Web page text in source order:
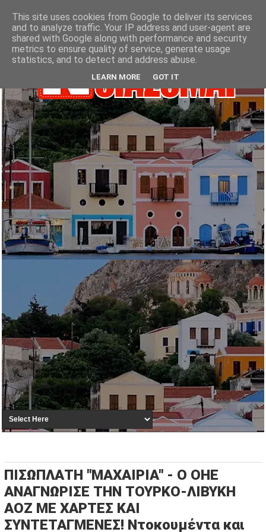
ΠΙΣΩΠΛΑΤΗ "ΜΑΧΑΙΡΙΑ" - Ο ΟΗΕ
ΑΝΑΓΝΩΡΙΣΕ ΤΗΝ ΤΟΥΡΚΟ-ΛΙΒΥΚΗ
ΑΟΖ ΜΕ ΧΑΡΤΕΣ ΚΑΙ
ΣΥΝΤΕΤΑΓΜΕΝΕΣ! Ντοκουμέντα και
This site uses cookies from Google to deliver its services
and to analyze traffic. Your IP address and user-agent are
shared with Google along with performance and security
metrics to ensure quality of service, generate usage
statistics, and to detect and address abuse.
LEARN MORE GOT IT